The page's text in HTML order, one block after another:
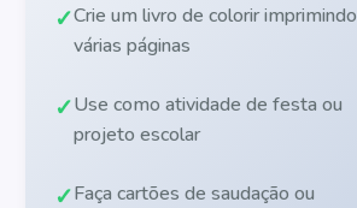
Crie um livro de colorir imprimindo
várias páginas
Use como atividade de festa ou
projeto escolar
Faça cartões de saudação ou